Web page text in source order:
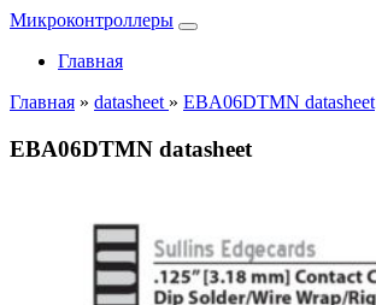
Микроконтроллеры
Главная
Главная » datasheet » EBA06DTMN datasheet
EBA06DTMN datasheet